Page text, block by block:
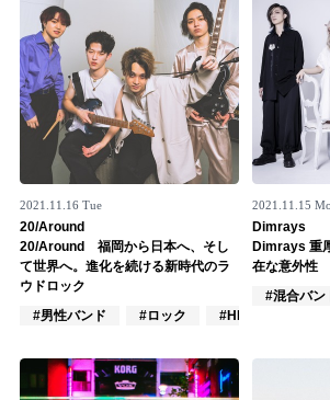
2021.11.16 Tue
20/Around
20/Around 福岡から日本へ、そし
て世界へ。進化を続ける新時代のラ
ウドロック
#男性バンド
#ロック #HR/HM
2021.11.15
Dimrays
Dimrays 重
在な意外性
#混合バン